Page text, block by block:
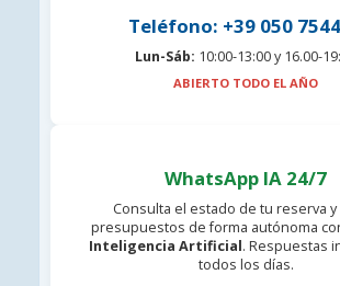
Teléfono: +39 050
Lun-Sáb: 10:00-13:00 y 16.00-
ABIERTO TODO EL AÑO
WhatsApp IA 24/7
Consulta el estado de tu reserva
presupuestos de forma autónoma
Inteligencia Artificial. Respuestas
todos los días.